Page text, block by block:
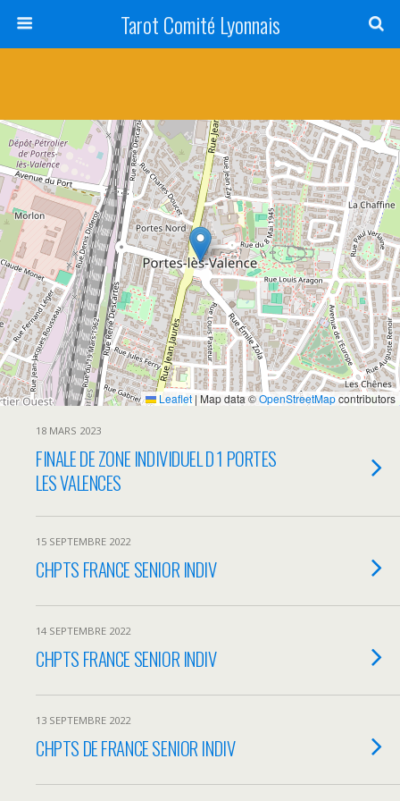
Tarot Comité Lyonnais
Leaflet | Map data ©OpenStreetMapcontributors
18 MARS 2023
FINALE DE ZONE INDIVIDUEL D 1 PORTES
LES VALENCES
15 SEPTEMBRE 2022
CHPTS FRANCE SENIOR INDIV
14 SEPTEMBRE 2022
CHPTS FRANCE SENIOR INDIV
13 SEPTEMBRE 2022
CHPTS DE FRANCE SENIOR INDIV